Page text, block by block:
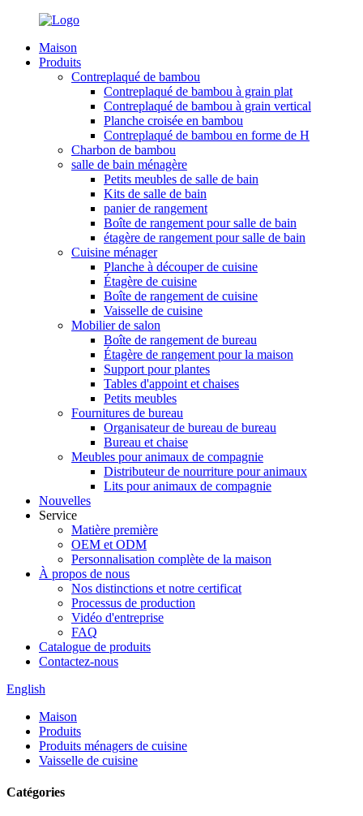
Maison
Produits
Contreplaqué de bambou
Contreplaqué de bambou à grain plat
Contreplaqué de bambou à grain vertical
Planche croisée en bambou
Contreplaqué de bambou en forme de H
Charbon de bambou
salle de bain ménagère
Petits meubles de salle de bain
Kits de salle de bain
panier de rangement
Boîte de rangement pour salle de bain
étagère de rangement pour salle de bain
Cuisine ménager
Planche à découper de cuisine
Étagère de cuisine
Boîte de rangement de cuisine
Vaisselle de cuisine
Mobilier de salon
Boîte de rangement de bureau
Étagère de rangement pour la maison
Support pour plantes
Tables d'appoint et chaises
Petits meubles
Fournitures de bureau
Organisateur de bureau de bureau
Bureau et chaise
Meubles pour animaux de compagnie
Distributeur de nourriture pour animaux
Lits pour animaux de compagnie
Nouvelles
Service
Matière première
OEM et ODM
Personnalisation complète de la maison
À propos de nous
Nos distinctions et notre certificat
Processus de production
Vidéo d'entreprise
FAQ
Catalogue de produits
Contactez-nous
English
Maison
Produits
Produits ménagers de cuisine
Vaisselle de cuisine
Catégories